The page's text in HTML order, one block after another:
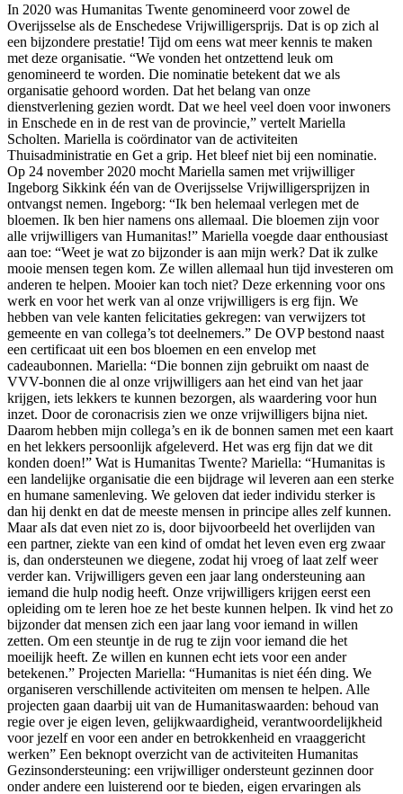
In 2020 was Humanitas Twente genomineerd voor zowel de
Overijsselse als de Enschedese Vrijwilligersprijs. Dat is op zich al
een bijzondere prestatie! Tijd om eens wat meer kennis te maken
met deze organisatie. “We vonden het ontzettend leuk om
genomineerd te worden. Die nominatie betekent dat we als
organisatie gehoord worden. Dat het belang van onze
dienstverlening gezien wordt. Dat we heel veel doen voor inwoners
in Enschede en in de rest van de provincie,” vertelt Mariella
Scholten. Mariella is coördinator van de activiteiten
Thuisadministratie en Get a grip. Het bleef niet bij een nominatie.
Op 24 november 2020 mocht Mariella samen met vrijwilliger
Ingeborg Sikkink één van de Overijsselse Vrijwilligersprijzen in
ontvangst nemen. Ingeborg: “Ik ben helemaal verlegen met de
bloemen. Ik ben hier namens ons allemaal. Die bloemen zijn voor
alle vrijwilligers van Humanitas!” Mariella voegde daar enthousiast
aan toe: “Weet je wat zo bijzonder is aan mijn werk? Dat ik zulke
mooie mensen tegen kom. Ze willen allemaal hun tijd investeren om
anderen te helpen. Mooier kan toch niet? Deze erkenning voor ons
werk en voor het werk van al onze vrijwilligers is erg fijn. We
hebben van vele kanten felicitaties gekregen: van verwijzers tot
gemeente en van collega’s tot deelnemers.” De OVP bestond naast
een certificaat uit een bos bloemen en een envelop met
cadeaubonnen. Mariella: “Die bonnen zijn gebruikt om naast de
VVV-bonnen die al onze vrijwilligers aan het eind van het jaar
krijgen, iets lekkers te kunnen bezorgen, als waardering voor hun
inzet. Door de coronacrisis zien we onze vrijwilligers bijna niet.
Daarom hebben mijn collega’s en ik de bonnen samen met een kaart
en het lekkers persoonlijk afgeleverd. Het was erg fijn dat we dit
konden doen!” Wat is Humanitas Twente? Mariella: “Humanitas is
een landelijke organisatie die een bijdrage wil leveren aan een sterke
en humane samenleving. We geloven dat ieder individu sterker is
dan hij denkt en dat de meeste mensen in principe alles zelf kunnen.
Maar aIs dat even niet zo is, door bijvoorbeeld het overlijden van
een partner, ziekte van een kind of omdat het leven even erg zwaar
is, dan ondersteunen we diegene, zodat hij vroeg of laat zelf weer
verder kan. Vrijwilligers geven een jaar lang ondersteuning aan
iemand die hulp nodig heeft. Onze vrijwilligers krijgen eerst een
opleiding om te leren hoe ze het beste kunnen helpen. Ik vind het zo
bijzonder dat mensen zich een jaar lang voor iemand in willen
zetten. Om een steuntje in de rug te zijn voor iemand die het
moeilijk heeft. Ze willen en kunnen echt iets voor een ander
betekenen.” Projecten Mariella: “Humanitas is niet één ding. We
organiseren verschillende activiteiten om mensen te helpen. Alle
projecten gaan daarbij uit van de Humanitaswaarden: behoud van
regie over je eigen leven, gelijkwaardigheid, verantwoordelijkheid
voor jezelf en voor een ander en betrokkenheid en vraaggericht
werken” Een beknopt overzicht van de activiteiten Humanitas
Gezinsondersteuning: een vrijwilliger ondersteunt gezinnen door
onder andere een luisterend oor te bieden, eigen ervaringen als